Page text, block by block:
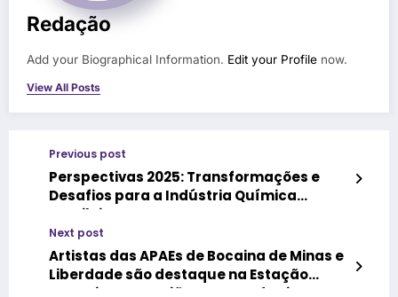
Redação
Add your Biographical Information. Edit your Profile now.
View All Posts
Previous post
Perspectivas 2025: Transformações e
Desafios para a Indústria Química
Brasileira
Next post
Artistas das APAEs de Bocaina de Minas e
Liberdade são destaque na Estação
Jaqueira, na Região Serrana do Rio